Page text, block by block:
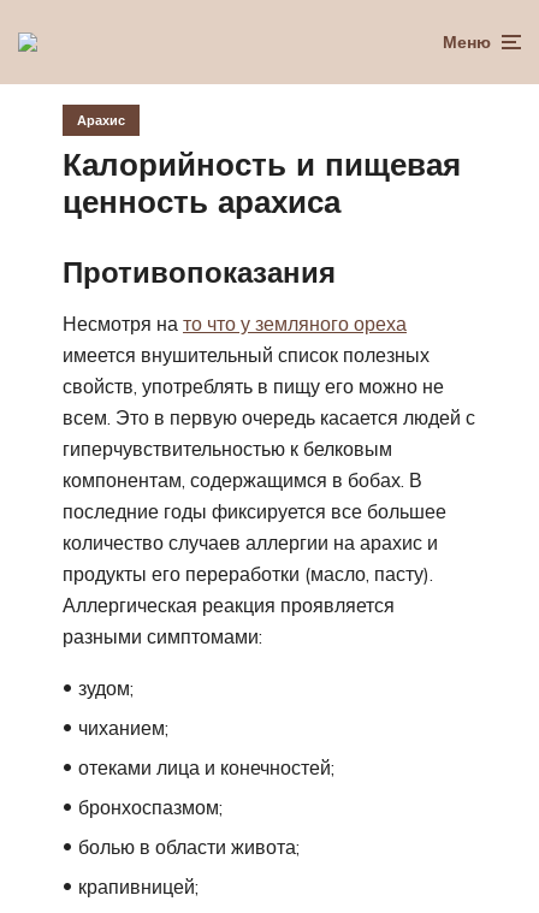
Меню
Арахис
Калорийность и пищевая
ценность арахиса
Противопоказания
Несмотря на то что у земляного ореха
имеется внушительный список полезных
свойств, употреблять в пищу его можно не
всем. Это в первую очередь касается людей с
гиперчувствительностью к белковым
компонентам, содержащимся в бобах. В
последние годы фиксируется все большее
количество случаев аллергии на арахис и
продукты его переработки (масло, пасту).
Аллергическая реакция проявляется
разными симптомами:
зудом;
чиханием;
отеками лица и конечностей;
бронхоспазмом;
болью в области живота;
крапивницей;